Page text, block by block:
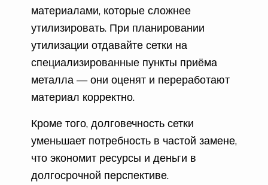
материалами, которые сложнее
утилизировать. При планировании
утилизации отдавайте сетки на
специализированные пункты приёма
металла — они оценят и переработают
материал корректно.
Кроме того, долговечность сетки
уменьшает потребность в частой замене,
что экономит ресурсы и деньги в
долгосрочной перспективе.